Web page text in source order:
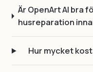
Är OpenArt AI bra
husreparation
Hur mycket